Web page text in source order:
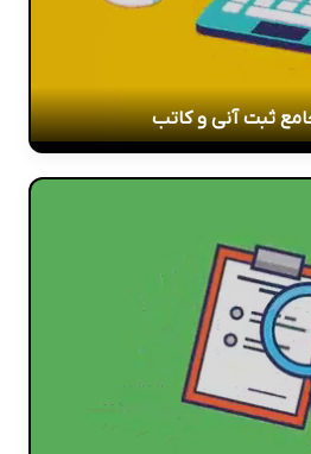
ثبت آنی و کاتب